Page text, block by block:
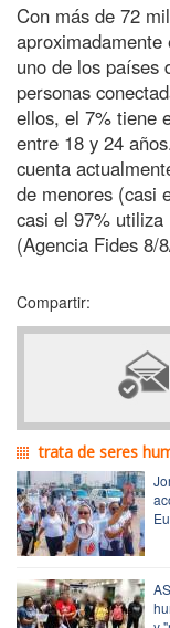
Con más de 72
uno de los países
personas
ellos, el 7% tiene
entre 18 y 24
cuenta
de menores (casi
casi el 97%
(Agencia Fides 8/
Compartir:
trata de seres